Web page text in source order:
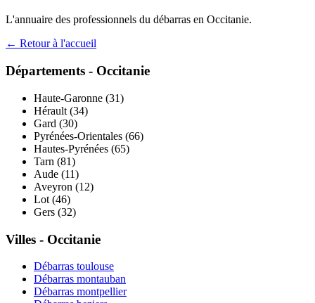
L'annuaire des professionnels du débarras en Occitanie.
← Retour à l'accueil
Départements - Occitanie
Haute-Garonne (31)
Hérault (34)
Gard (30)
Pyrénées-Orientales (66)
Hautes-Pyrénées (65)
Tarn (81)
Aude (11)
Aveyron (12)
Lot (46)
Gers (32)
Villes - Occitanie
Débarras toulouse
Débarras montauban
Débarras montpellier